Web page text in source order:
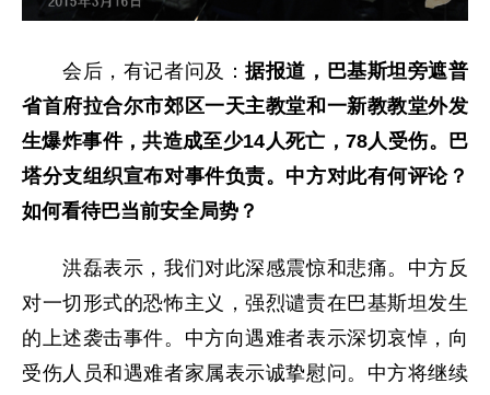
会后，有记者问及：据报道，巴基斯坦旁遮普
省首府拉合尔市郊区一天主教堂和一新教教堂外发
生爆炸事件，共造成至少14人死亡，78人受伤。巴
塔分支组织宣布对事件负责。中方对此有何评论？
如何看待巴当前安全局势？
洪磊表示，我们对此深感震惊和悲痛。中方反
对一切形式的恐怖主义，强烈谴责在巴基斯坦发生
的上述袭击事件。中方向遇难者表示深切哀悼，向
受伤人员和遇难者家属表示诚挚慰问。中方将继续